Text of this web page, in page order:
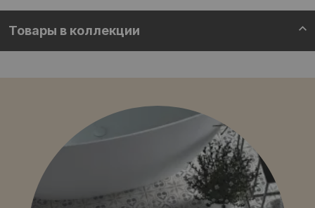
Товары в коллекции